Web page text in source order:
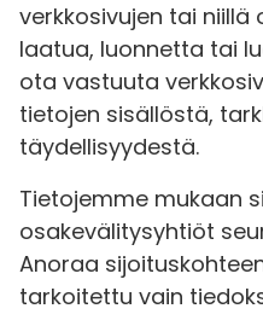
verkkosivujen tai niillä
laatua, luonnetta tai
ota vastuuta
tietojen sisällöstä,
täydellisyydestä.
Tietojemme mukaan
osakevälitysyhtiöt
Anoraa
tarkoitettu vain